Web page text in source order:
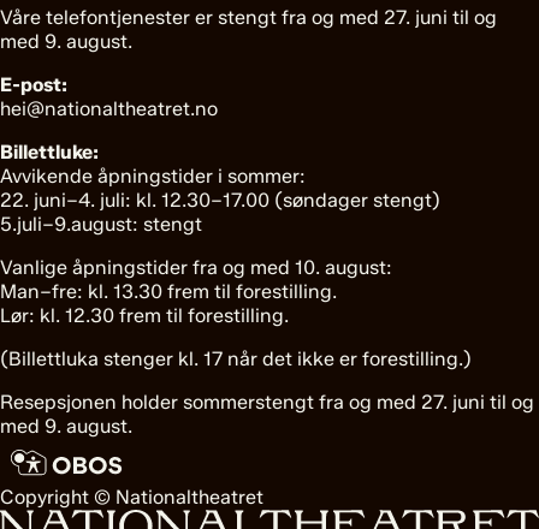
Våre telefontjenester er stengt fra og med 27. juni til og
med 9. august.
E-post:
hei@nationaltheatret.no
Billettluke:
Avvikende åpningstider i sommer:
22. juni–4. juli: kl. 12.30–17.00 (søndager stengt)
5.juli–9.august: stengt
Vanlige åpningstider fra og med 10. august:
Man–fre: kl. 13.30 frem til forestilling.
Lør: kl. 12.30 frem til forestilling.
(Billettluka stenger kl. 17 når det ikke er forestilling.)
Resepsjonen holder sommerstengt fra og med 27. juni til og
med 9. august.
Copyright © Nationaltheatret